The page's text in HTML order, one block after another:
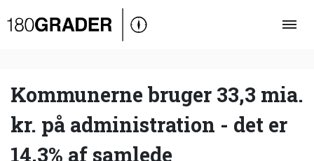
Oversigt
Debat
Video
Kommunerne bruger 33,3 mia.
kr. på administration - det er
14,3% af samlede